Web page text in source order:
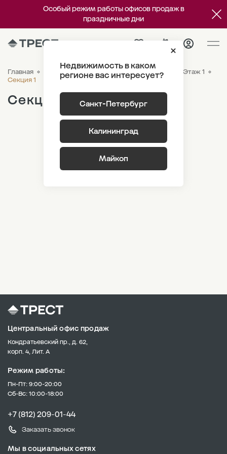
Особый режим работы офисов продаж в
праздничные дни
Недвижимость в каком
регионе вас интересует?
Санкт-Петербург
Калининград
Майкоп
Главная ЖК «Парусная 1»
Корпус 3.3 Этаж 1
Секция 1
Секция 1
Центральный офис продаж
Кондратьевский пр., д. 62,
корп. 4, Лит. А
Режим работы:
Пн-Пт: 9:00-20:00
Сб-Вс: 10:00-18:00
+7 (812) 209-01-44
Заказать звонок
Мы в социальных сетях